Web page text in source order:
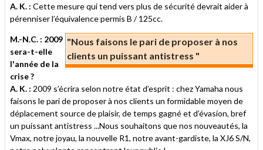
A. K. : Cette mesure qui tend vers plus de sécurité devrait aider à
pérenniser l’équivalence permis B / 125cc.
"Nous faisons le pari de proposer à nos
clients un puissant antistress "
M.-N.C. : 2009
sera-t-elle
l'année de la
crise ?
A. K. : 2009 s’écrira selon notre état d’esprit : chez Yamaha nous
faisons le pari de proposer à nos clients un formidable moyen de
déplacement source de plaisir, de temps gagné et d’évasion, bref
un puissant antistress ...Nous souhaitons que nos nouveautés, la
Vmax, notre joyau, la nouvelle R1, notre avant-gardiste, la XJ6 S/N,